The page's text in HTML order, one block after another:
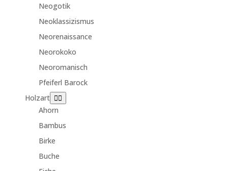
Neogotik
Neoklassizismus
Neorenaissance
Neorokoko
Neoromanisch
Pfeiferl Barock
Holzart
Ahorn
Bambus
Birke
Buche